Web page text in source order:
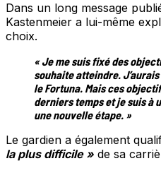
Dans un long message
Kastenmeier a lui-même
choix.
« Je me suis fixé des
souhaite atteindre.
le Fortuna. Mais ces
derniers temps et je suis à
une nouvelle étape. »
Le gardien a également
la plus difficile » de sa